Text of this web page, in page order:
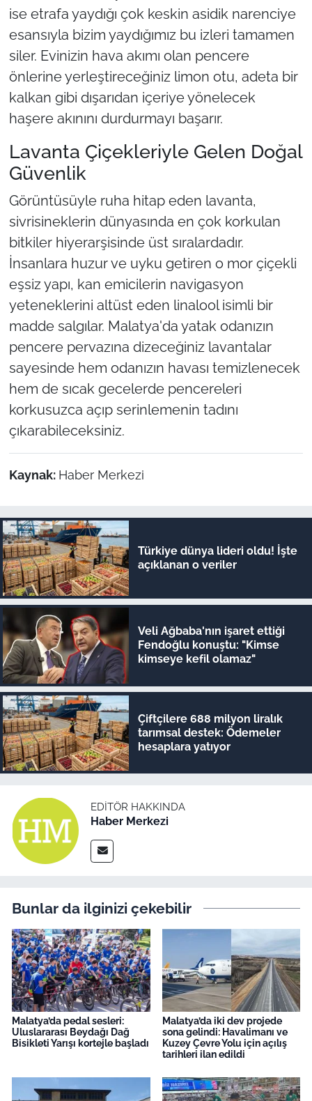
ise etrafa yaydığı çok keskin asidik narenciye
esansıyla bizim yaydığımız bu izleri tamamen
siler. Evinizin hava akımı olan pencere
önlerine yerleştireceğiniz limon otu, adeta bir
kalkan gibi dışarıdan içeriye yönelecek
haşere akınını durdurmayı başarır.
Lavanta Çiçekleriyle Gelen Doğal
Güvenlik
Görüntüsüyle ruha hitap eden lavanta,
sivrisineklerin dünyasında en çok korkulan
bitkiler hiyerarşisinde üst sıralardadır.
İnsanlara huzur ve uyku getiren o mor çiçekli
eşsiz yapı, kan emicilerin navigasyon
yeteneklerini altüst eden linalool isimli bir
madde salgılar. Malatya'da yatak odanızın
pencere pervazına dizeceğiniz lavantalar
sayesinde hem odanızın havası temizlenecek
hem de sıcak gecelerde pencereleri
korkusuzca açıp serinlemenin tadını
çıkarabileceksiniz.
Kaynak: Haber Merkezi
Türkiye dünya lideri oldu! İşte
açıklanan o veriler
Veli Ağbaba'nın işaret ettiği
Fendoğlu konuştu: "Kimse
kimseye kefil olamaz"
Çiftçilere 688 milyon liralık
tarımsal destek: Ödemeler
hesaplara yatıyor
EDITÖR HAKKINDA
Haber Merkezi
Bunlar da ilginizi çekebilir
Malatya’da pedal sesleri:
Uluslararası Beydağı Dağ
Bisikleti Yarışı kortejle başladı
Malatya’da iki dev projede
sona gelindi: Havalimanı ve
Kuzey Çevre Yolu için açılış
tarihleri ilan edildi